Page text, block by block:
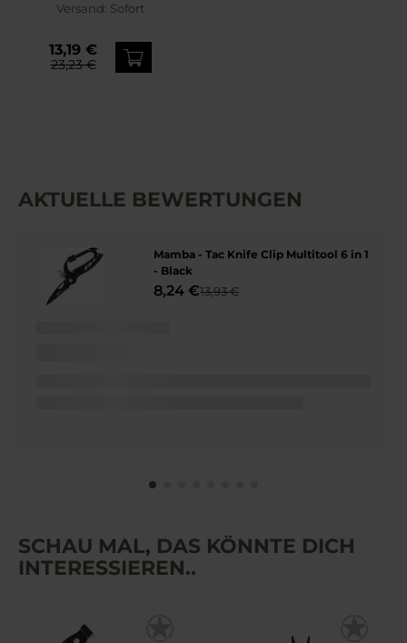
Versand: Sofort
13,19 €
23,23 €
AKTUELLE BEWERTUNGEN
Mamba - Tac Knife Clip Multitool 6 in 1
- Black
8,24 €13,93 €
SCHAU MAL, DAS KÖNNTE DICH
INTERESSIEREN..